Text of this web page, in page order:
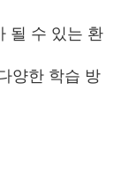
될 수 있는 환
양한 학습 방